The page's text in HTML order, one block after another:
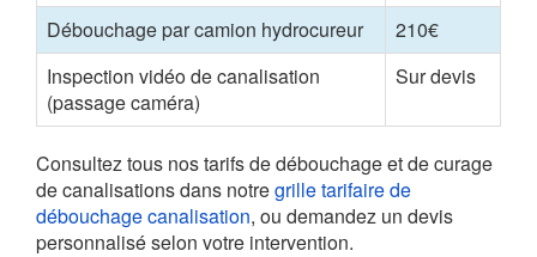
Débouchage par camion hydrocureur
210€
Inspection vidéo de canalisation
(passage caméra)
Sur devis
Consultez tous nos tarifs de débouchage et de curage
de canalisations dans notregrille tarifaire de
débouchage canalisation, ou demandez un devis
personnalisé selon votre intervention.